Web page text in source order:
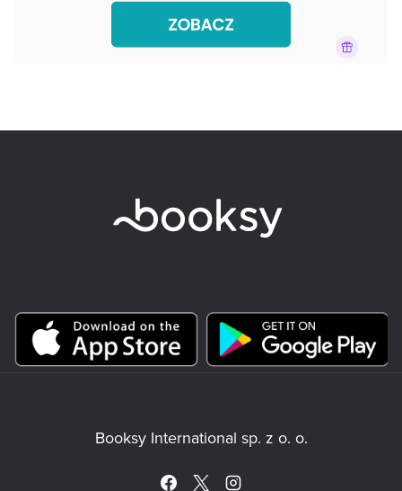
Booksy International sp. z o. o.